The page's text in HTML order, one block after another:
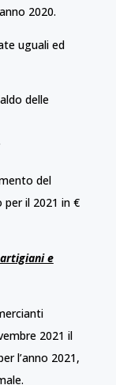
2020.
uguali ed
delle
del
il 2021 in €
e
2021 il
l’anno 2021,